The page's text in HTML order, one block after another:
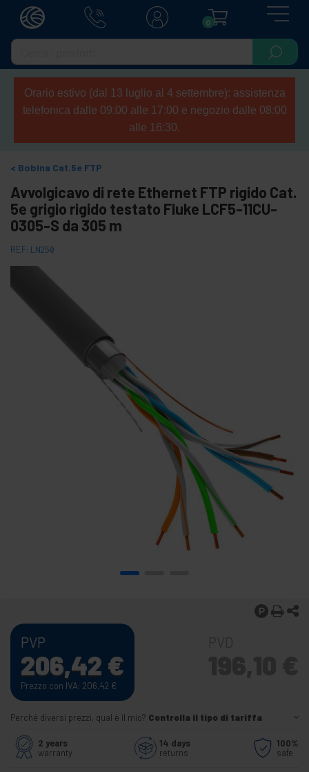
0
Orario estivo (dal 13 luglio al 4 settembre): assistenza
telefonica dalle 09:00 alle 17:00 e negozio dalle 08:00
alle 16:30.
Bobina Cat.5e FTP
Avvolgicavo di rete Ethernet FTP rigido Cat.
5e grigio rigido testato Fluke LCF5-11CU-
0305-S da 305 m
REF: LN250
PVP
206,42 €
Prezzo con IVA: 206,42 €
Perché diversi prezzi, qual è il mio? Controlla il tipo di tariffa
2 years
warranty
14 days
returns
100%
safe